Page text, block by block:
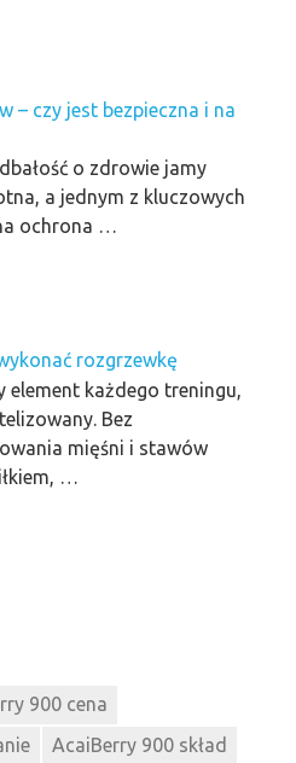
– czy jest bezpieczna i na
o zdrowie jamy
a jednym z kluczowych
ochrona …
rozgrzewkę
element każdego treningu,
Bez
mięśni i stawów
…
900 cena
AcaiBerry 900 skład